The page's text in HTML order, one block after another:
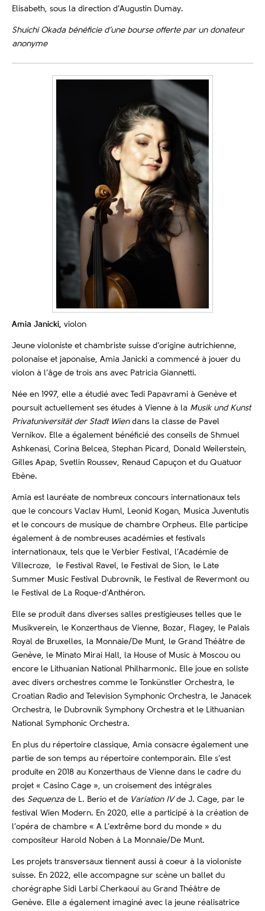
Elisabeth, sous la direction d’Augustin Dumay.
Shuichi Okada bénéficie d’une bourse offerte par un donateur
anonyme
Amia Janicki, violon
Jeune violoniste et chambriste suisse d’origine autrichienne,
polonaise et japonaise, Amia Janicki a commencé à jouer du
violon à l’âge de trois ans avec Patricia Giannetti.
Née en 1997, elle a étudié avec Tedi Papavrami à Genève et
poursuit actuellement ses études à Vienne à la Musik und Kunst
Privatuniversität der Stadt Wiendans la classe de Pavel
Vernikov. Elle a également bénéficié des conseils de Shmuel
Ashkenasi, Corina Belcea, Stephan Picard, Donald Weilerstein,
Gilles Apap, Svetlin Roussev, Renaud Capuçon et du Quatuor
Ebène.
Amia est lauréate de nombreux concours internationaux tels
que le concours Vaclav Huml, Leonid Kogan, Musica Juventutis
et le concours de musique de chambre Orpheus. Elle participe
également à de nombreuses académies et festivals
internationaux, tels que le Verbier Festival, l’Académie de
Villecroze,
le Festival Ravel, le Festival de Sion, le Late
Summer Music Festival Dubrovnik, le Festival de Revermont ou
le Festival de La Roque-d’Anthéron.
Elle se produit dans diverses salles prestigieuses telles que le
Musikverein, le Konzerthaus de Vienne, Bozar, Flagey, le Palais
Royal de Bruxelles, la Monnaie/De Munt, le Grand Théâtre de
Genève, le Minato Mirai Hall, la House of Music à Moscou ou
encore le Lithuanian National Philharmonic. Elle joue en soliste
avec divers orchestres comme le Tonkünstler Orchestra, le
Croatian Radio and Television Symphonic Orchestra, le Janacek
Orchestra, le Dubrovnik Symphony Orchestra et le Lithuanian
National Symphonic Orchestra.
En plus du répertoire classique, Amia consacre également une
partie de son temps au répertoire contemporain. Elle s’est
produite en 2018 au Konzerthaus de Vienne dans le cadre du
projet « Casino Cage », un croisement des intégrales
des Sequenza de L. Berio et de Variation IVde J. Cage, par le
festival Wien Modern. En 2020, elle a participé à la création de
l’opéra de chambre « A L’extrême bord du monde » du
compositeur Harold Noben à La Monnaie/De Munt.
Les projets transversaux tiennent aussi à coeur à la violoniste
suisse. En 2022, elle accompagne sur scène un ballet du
chorégraphe Sidi Larbi Cherkaoui au Grand Théâtre de
Genève. Elle a également imaginé avec la jeune réalisatrice